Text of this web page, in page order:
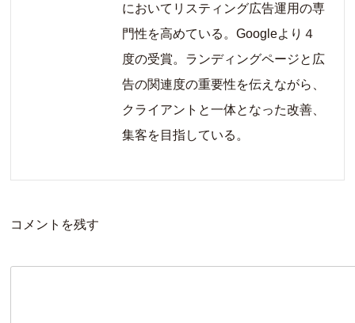
においてリスティング広告運用の専
門性を高めている。Googleより４
度の受賞。ランディングページと広
告の関連度の重要性を伝えながら、
クライアントと一体となった改善、
集客を目指している。
コメントを残す